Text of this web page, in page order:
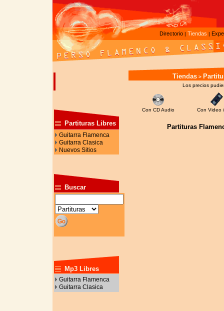
Directorio | Tiendas |
Partituras Libres
Guitarra Flamenca
Guitarra Clasica
Nuevos Sitios
Buscar
Mp3 Libres
Guitarra Flamenca
Guitarra Clasica
Tiendas>
Los precios
Con CD Audio Con Video
Partituras